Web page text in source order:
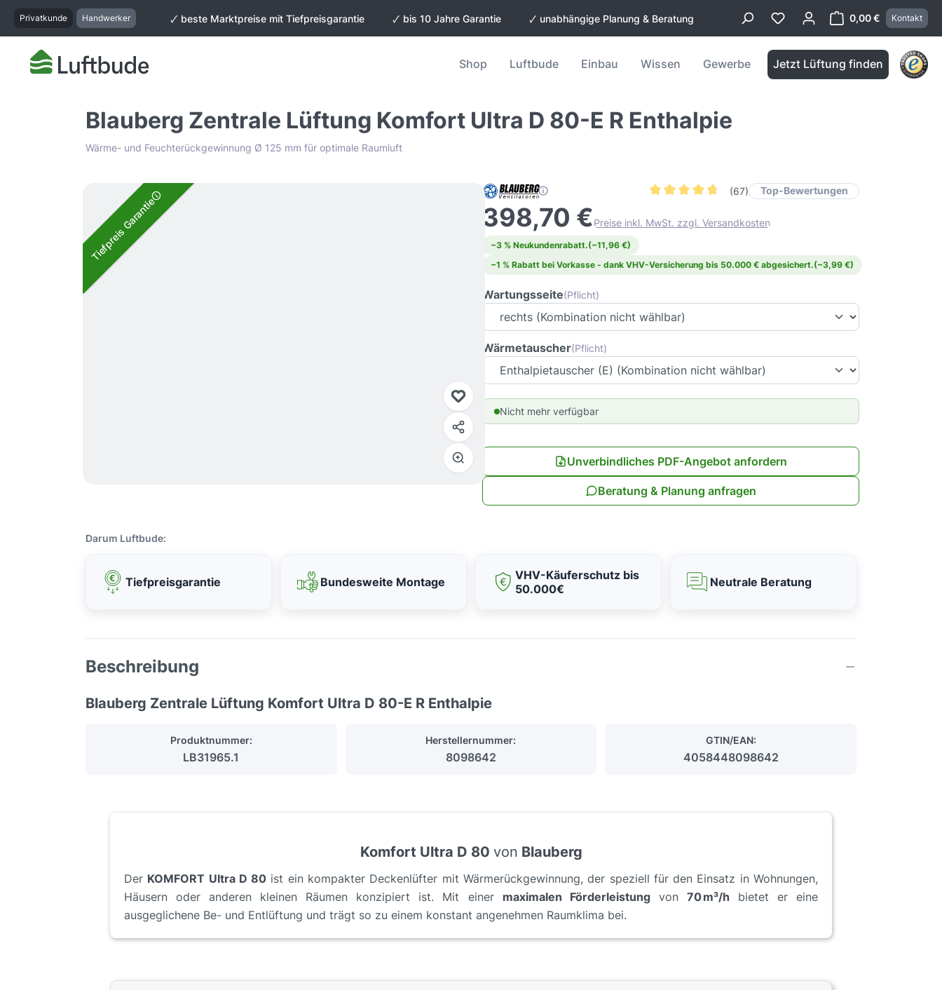
Zur Hauptnavigation springen
Privatkunde Handwerker 🗸 beste Marktpreise mit Tiefpreisgarantie 🗸 bis 10 Jahre Garantie 🗸 unabhängige Planung & Beratung 0,00 €
Warenkorb
Kontakt
Shop Luftbude Einbau Wissen Gewerbe Jetzt Lüftung finden
Blauberg Zentrale Lüftung Komfort Ultra D 80-E R Enthalpie
Wärme- und Feuchterückgewinnung Ø 125 mm für optimale Raumluft
Bildergalerie überspringen
Tiefpreis Garantie
(67) Top-Bewertungen
398,70 €Preise inkl. MwSt. zzgl. Versandkosten
−3 % Neukundenrabatt.(−11,96 €)
−1 % Rabatt bei Vorkasse - dank VHV-Versicherung bis 50.000 € abgesichert.(−3,99 €)
Wartungsseite(Pflicht)
Wärmetauscher(Pflicht)
Nicht mehr verfügbar
Unverbindliches PDF-Angebot anfordern
Beratung & Planung anfragen
Darum Luftbude:
Tiefpreisgarantie Bundesweite Montage
VHV-Käuferschutz bis
50.000€
Neutrale Beratung
Beschreibung
Blauberg Zentrale Lüftung Komfort Ultra D 80-E R Enthalpie
Produktnummer:
LB31965.1
Herstellernummer:
8098642
GTIN/EAN:
4058448098642
Komfort Ultra D 80 von Blauberg
Der KOMFORT Ultra D 80 ist ein kompakter Deckenlüfter mit Wärmerückgewinnung, der speziell für den Einsatz in Wohnungen,
Häusern oder anderen kleinen Räumen konzipiert ist. Mit einer maximalen Förderleistungvon 70 m³/h bietet er eine
ausgeglichene Be- und Entlüftung und trägt so zu einem konstant angenehmen Raumklima bei.